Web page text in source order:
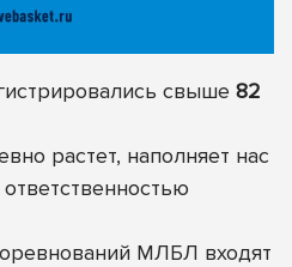
свыше 82
растет, наполняет нас
МЛБЛ входят